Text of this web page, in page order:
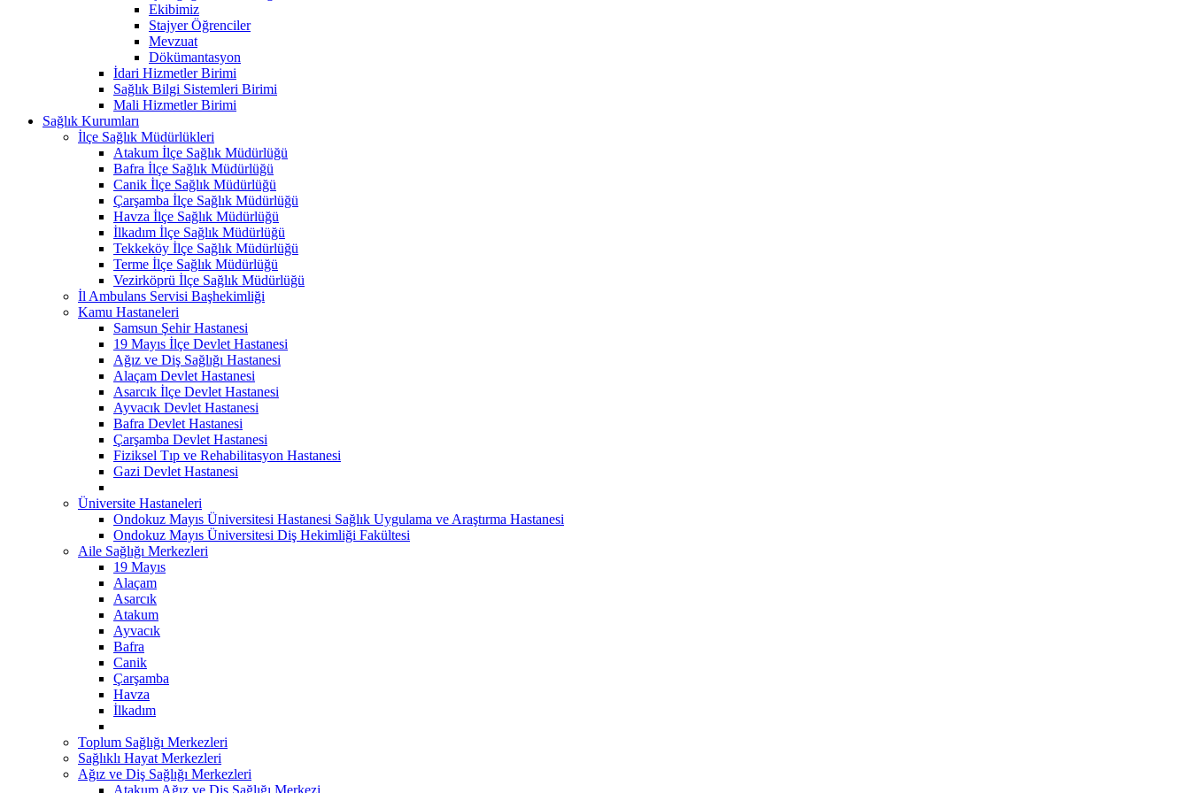
Ekibimiz
Stajyer Öğrenciler
Mevzuat
Dökümantasyon
İdari Hizmetler Birimi
Sağlık Bilgi Sistemleri Birimi
Mali Hizmetler Birimi
Sağlık Kurumları
İlçe Sağlık Müdürlükleri
Atakum İlçe Sağlık Müdürlüğü
Bafra İlçe Sağlık Müdürlüğü
Canik İlçe Sağlık Müdürlüğü
Çarşamba İlçe Sağlık Müdürlüğü
Havza İlçe Sağlık Müdürlüğü
İlkadım İlçe Sağlık Müdürlüğü
Tekkeköy İlçe Sağlık Müdürlüğü
Terme İlçe Sağlık Müdürlüğü
Vezirköprü İlçe Sağlık Müdürlüğü
İl Ambulans Servisi Başhekimliği
Kamu Hastaneleri
Samsun Şehir Hastanesi
19 Mayıs İlçe Devlet Hastanesi
Ağız ve Diş Sağlığı Hastanesi
Alaçam Devlet Hastanesi
Asarcık İlçe Devlet Hastanesi
Ayvacık Devlet Hastanesi
Bafra Devlet Hastanesi
Çarşamba Devlet Hastanesi
Fiziksel Tıp ve Rehabilitasyon Hastanesi
Gazi Devlet Hastanesi
Üniversite Hastaneleri
Ondokuz Mayıs Üniversitesi Hastanesi Sağlık Uygulama ve Araştırma Hastanesi
Ondokuz Mayıs Üniversitesi Diş Hekimliği Fakültesi
Aile Sağlığı Merkezleri
19 Mayıs
Alaçam
Asarcık
Atakum
Ayvacık
Bafra
Canik
Çarşamba
Havza
İlkadım
Toplum Sağlığı Merkezleri
Sağlıklı Hayat Merkezleri
Ağız ve Diş Sağlığı Merkezleri
Atakum Ağız ve Diş Sağlığı Merkezi